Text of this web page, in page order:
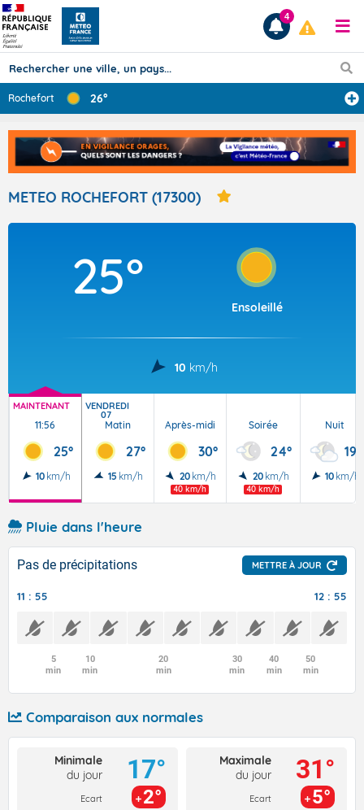
Prévisions
TOUS LES RÉSULTATS
Articles
4
Rochefort 26°
METEO ROCHEFORT (17300)
25°
Ensoleillé
10 km/h
MAINTENANT
11:56
25°
10 km/h
VENDREDI
07
Matin
27°
15 km/h
Après-midi
30°
20 km/h
40 km/h
Soirée
24°
20 km/h
40 km/h
Nuit
19°
10 km/h
Pluie dans l'heure
Pas de précipitations METTRE À JOUR
11 : 55 12 : 55
5
min
10
min
20
min
30
min
40
min
50
min
Comparaison aux normales
Minimale
du jour
Ecart
17°
2°
Maximale
du jour
Ecart
31°
5°